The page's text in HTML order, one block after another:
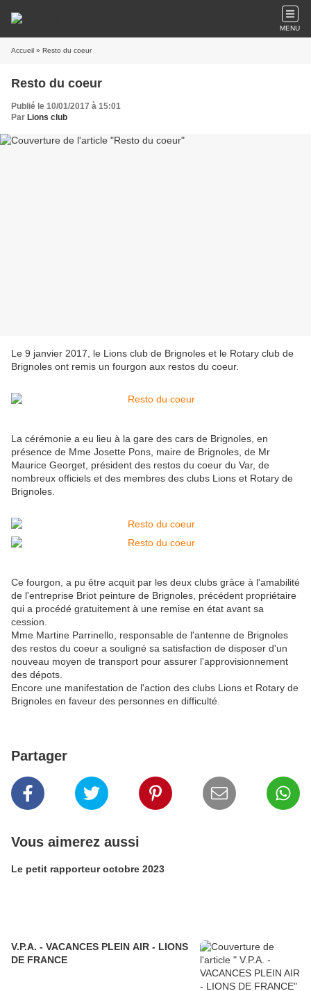
MENU
Accueil » Resto du coeur
Resto du coeur
Publié le 10/01/2017 à 15:01
Par Lions club
Le 9 janvier 2017, le Lions club de Brignoles et le Rotary club de
Brignoles ont remis un fourgon aux restos du coeur.
La cérémonie a eu lieu à la gare des cars de Brignoles, en
présence de Mme Josette Pons, maire de Brignoles, de Mr
Maurice Georget, président des restos du coeur du Var, de
nombreux officiels et des membres des clubs Lions et Rotary de
Brignoles.
Ce fourgon, a pu être acquit par les deux clubs grâce à l'amabilité
de l'entreprise Briot peinture de Brignoles, précédent propriétaire
qui a procédé gratuitement à une remise en état avant sa
cession.
Mme Martine Parrinello, responsable de l'antenne de Brignoles
des restos du coeur a souligné sa satisfaction de disposer d'un
nouveau moyen de transport pour assurer l'approvisionnement
des dépots.
Encore une manifestation de l'action des clubs Lions et Rotary de
Brignoles en faveur des personnes en difficulté.
Partager
Vous aimerez aussi
Le petit rapporteur octobre 2023
V.P.A. - VACANCES PLEIN AIR - LIONS
DE FRANCE